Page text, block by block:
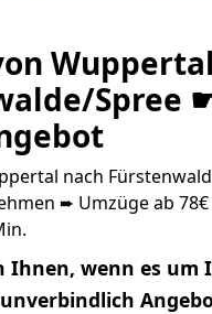
Spree
nach
➨ Umzüge ab 78€
Ihnen, wenn es um